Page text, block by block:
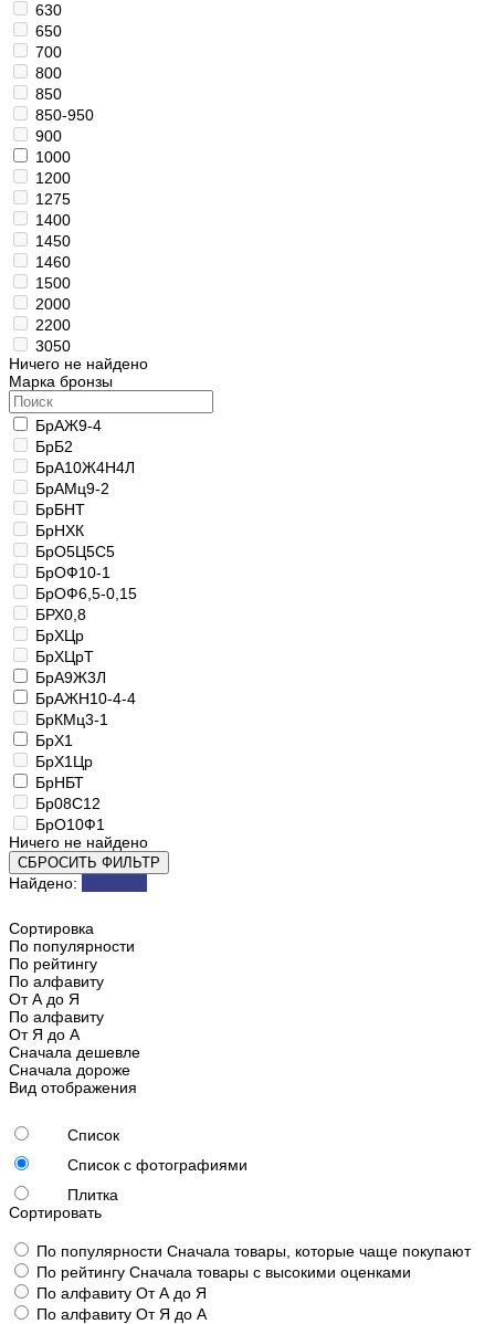
630
650
700
800
850
850-950
900
1000
1200
1275
1400
1450
1460
1500
2000
2200
3050
Ничего не найдено
Марка бронзы
БрАЖ9-4
БрБ2
БрА10Ж4Н4Л
БрАМц9-2
БрБНТ
БрНХК
БрО5Ц5С5
БрОФ10-1
БрОФ6,5-0,15
БРХ0,8
БрХЦр
БрХЦрТ
БрА9Ж3Л
БрАЖН10-4-4
БрКМц3-1
БрХ1
БрХ1Цр
БрНБТ
Бр08С12
БрО10Ф1
Ничего не найдено
СБРОСИТЬ ФИЛЬТР
Найдено:
Сортировка
По популярности
По рейтингу
По алфавиту
От А до Я
По алфавиту
От Я до А
Сначала дешевле
Сначала дороже
Вид отображения
Список
Список с фотографиями
Плитка
Сортировать
По популярности Сначала товары, которые чаще покупают
По рейтингу Сначала товары с высокими оценками
По алфавиту От А до Я
По алфавиту От Я до А